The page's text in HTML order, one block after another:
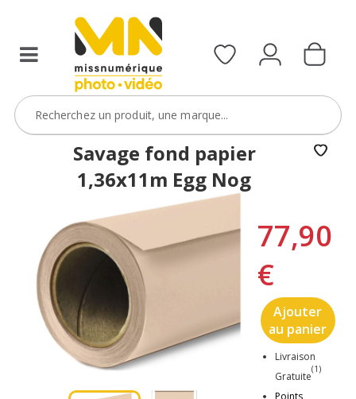
Savage fond papier
1,36x11m Egg Nog
77,90
€
Ajouter
au panier
Livraison
Gratuite
(1)
Points